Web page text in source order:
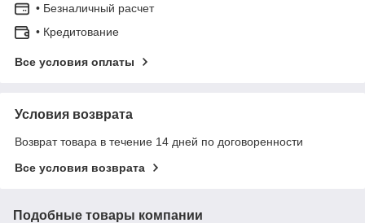
• Безналичный расчет
• Кредитование
Все условия оплаты
Условия возврата
Возврат товара в течение 14 дней по договоренности
Все условия возврата
Подобные товары компании